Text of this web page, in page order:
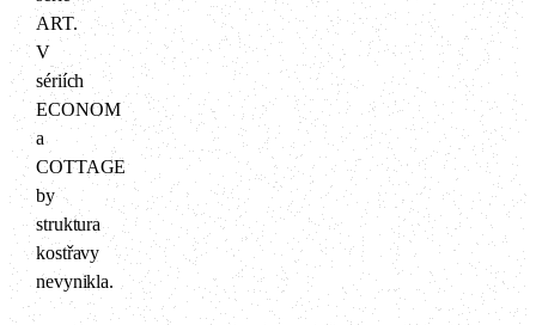
ART.
V
sériích
ECONOM
a
COTTAGE
by
struktura
kostřavy
nevynikla.